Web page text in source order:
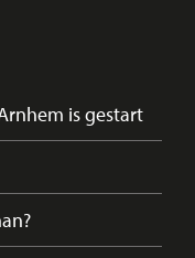
is gestart